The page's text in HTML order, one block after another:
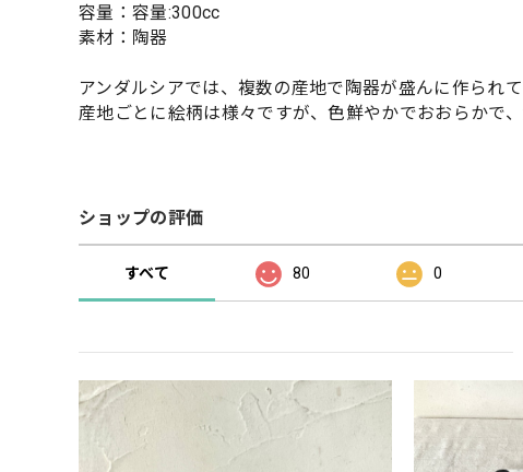
容量：容量:300cc
素材：陶器
アンダルシアでは、複数の産地で陶器が盛んに作られて
産地ごとに絵柄は様々ですが、色鮮やかでおおらかで
ショップの評価
すべて 80 0